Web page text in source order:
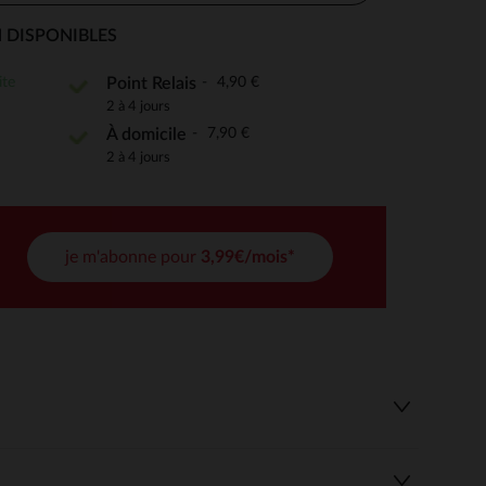
de confidentialité, en garantissant la conformité avec
Point Relais 4,90 €
2 à 4 jours
À domicile 7,90 €
2 à 4 jours
je m'abonne pour 3,99€/mois*